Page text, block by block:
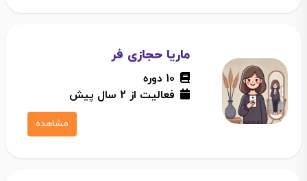
ماریا حجازی فر
10 دوره
فعالیت از 2 سال پیش
مشاهده